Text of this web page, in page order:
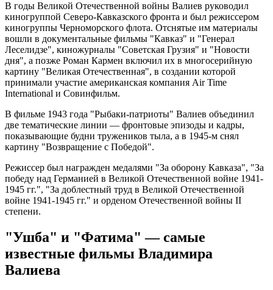
В годы Великой Отечественной войны Валиев руководил
киногруппой Северо-Кавказского фронта и был режиссером
киногруппы Черноморского флота. Отснятые им материалы
вошли в документальные фильмы "Кавказ" и "Генерал
Леселидзе", киножурналы "Советская Грузия" и "Новости
дня", а позже Роман Кармен включил их в многосерийную
картину "Великая Отечественная", в создании которой
принимали участие американская компания Air Time
International и Совинфильм.
В фильме 1943 года "Рыбаки-патриоты" Валиев объединил
две тематические линии — фронтовые эпизоды и кадры,
показывающие будни тружеников тыла, а в 1945-м снял
картину "Возвращение с Победой".
Режиссер был награжден медалями "За оборону Кавказа", "За
победу над Германией в Великой Отечественной войне 1941-
1945 гг.", "За доблестный труд в Великой Отечественной
войне 1941-1945 гг." и орденом Отечественной войны II
степени.
"Ушба" и "Фатима" — самые
известные фильмы Владимира
Валиева